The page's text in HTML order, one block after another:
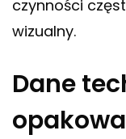
czynności
wizualny.
Dane